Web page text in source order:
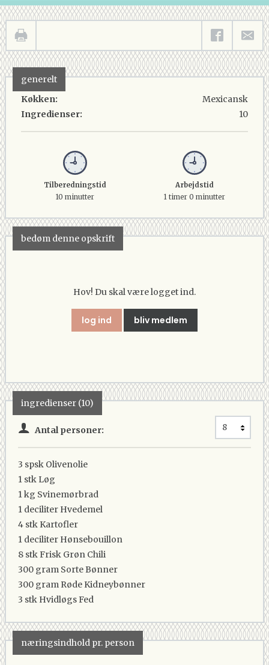
generelt
Køkken:
Ingredienser:
Mexicansk
10
Tilberedningstid
10 minutter
Arbejdstid
1 timer 0 minutter
bedøm denne opskrift
Hov! Du skal være logget ind.
log ind bliv medlem
ingredienser (10)
Antal personer:
3 spsk Olivenolie
1 stk Løg
1 kg Svinemørbrad
1 deciliter Hvedemel
4 stk Kartofler
1 deciliter Hønsebouillon
8 stkFrisk Grøn Chili
300 gram Sorte Bønner
300 gram Røde Kidneybønner
3 stk Hvidløgs Fed
næringsindhold pr. person